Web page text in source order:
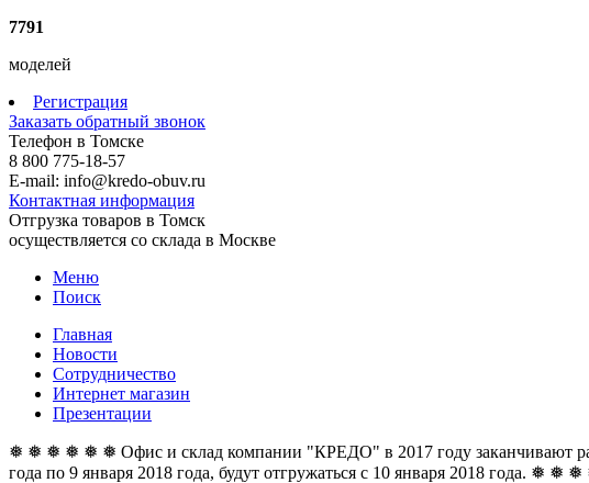
7791
моделей
Регистрация
Заказать обратный звонок
Телефон в Томске
8 800 775-18-57
E-mail: info@kredo-obuv.ru
Контактная информация
Отгрузка товаров в Томск
осуществляется со склада в Москве
Меню
Поиск
Главная
Новости
Сотрудничество
Интернет магазин
Презентации
❅ ❅ ❅ ❅ ❅ ❅ Офис и склад компании "КРЕДО" в 2017 году заканчивают
года по 9 января 2018 года, будут отгружаться с 10 января 2018 года. ❅ ❅